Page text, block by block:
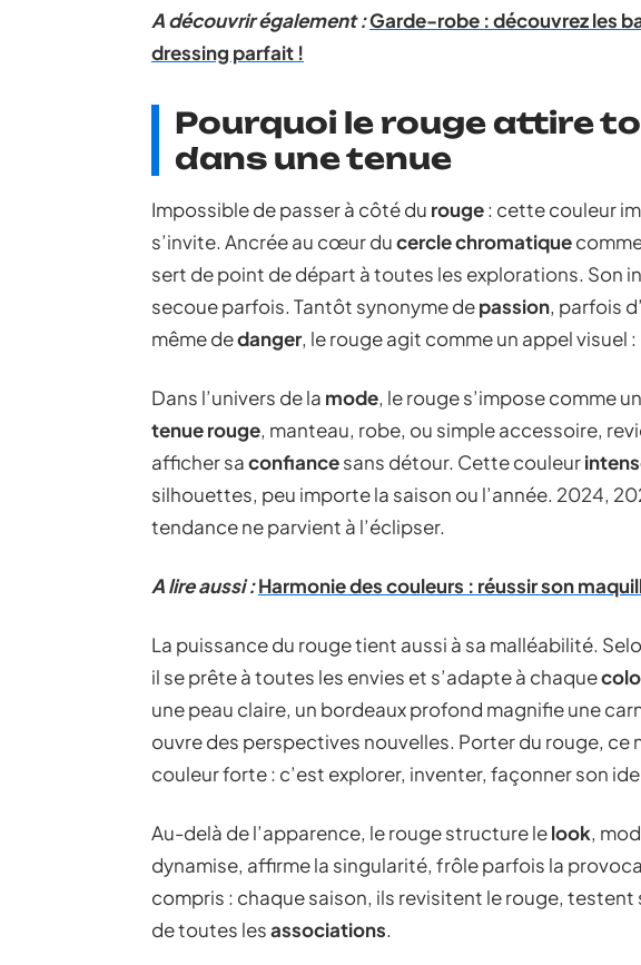
A découvrir également :Garde-robe : découvrez les
dressing parfait !
Pourquoi le rouge attire
dans une tenue
Impossible de passer à côté du rouge: cette couleur
s’invite. Ancrée au cœur ducercle chromatique
sert de point de départ à toutes les explorations. Son
secoue parfois. Tantôt synonyme depassion, parfois d’
même dedanger, le rouge agit comme un appel visuel
Dans l’univers de la mode, le rouge s’impose comme
tenue rouge, manteau, robe, ou simple accessoire,
afficher saconfiancesans détour. Cette couleur
silhouettes, peu importe la saison ou l’année. 2024,
tendance ne parvient à l’éclipser.
A lire aussi :Harmonie des couleurs : réussir son
La puissance du rouge tient aussi à sa malléabilité.
il se prête à toutes les envies et s’adapte à chaque
une peau claire, un bordeaux profond magnifie une
ouvre des perspectives nouvelles. Porter du rouge, ce
couleur forte : c’est explorer, inventer, façonner son
Au-delà de l’apparence, le rouge structure lelook,
dynamise, affirme la singularité, frôle parfois la
compris : chaque saison, ils revisitent le rouge,
de toutes lesassociations.